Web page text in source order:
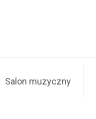
Salon muzyczny